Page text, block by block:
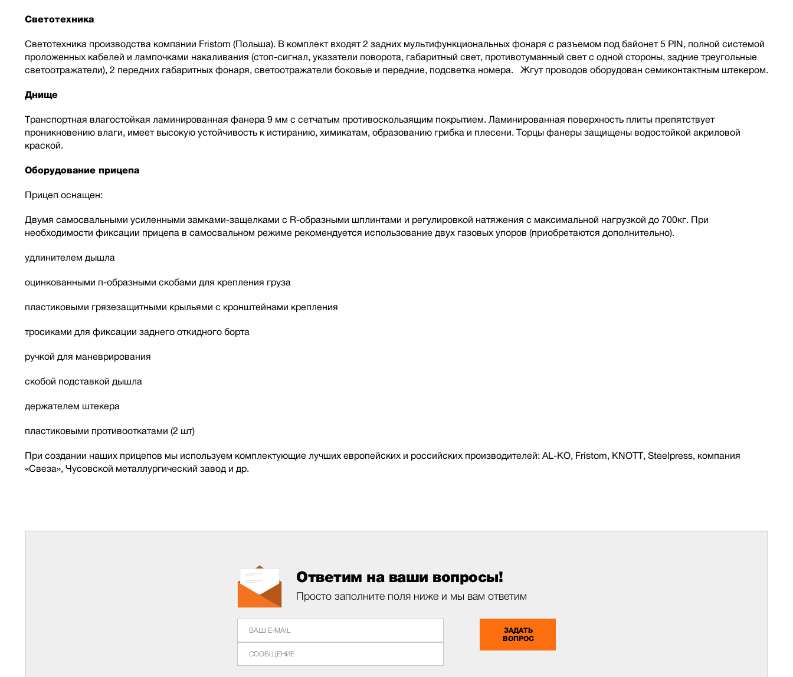
Светотехника
Светотехника производства компании Fristom (Польша). В комплект входят 2 задних мультифункциональных фонаря с разъемом под байонет 5 PIN, полной cистемой
проложенных кабелей и лампочками накаливания (стоп-сигнал, указатели поворота, габаритный свет, противотуманный свет с одной стороны, задние треугольные
светоотражатели), 2 передних габаритных фонаря, светоотражатели боковые и передние, подсветка номера. Жгут проводов оборудован семиконтактным штекером.
Днище
Транспортная влагостойкая ламинированная фанера 9 мм с сетчатым противоскользящим покрытием. Ламинированная поверхность плиты препятствует
проникновению влаги, имеет высокую устойчивость к истиранию, химикатам, образованию грибка и плесени. Торцы фанеры защищены водостойкой акриловой
краской.
Оборудование прицепа
Прицеп оснащен:
Двумя самосвальными усиленными замками-защелками с R-образными шплинтами и регулировкой натяжения с максимальной нагрузкой до 700кг. При
необходимости фиксации прицепа в самосвальном режиме рекомендуется использование двух газовых упоров (приобретаются дополнительно).
удлинителем дышла
оцинкованными п-образными скобами для крепления груза
пластиковыми грязезащитными крыльями с кронштейнами крепления
тросиками для фиксации заднего откидного борта
ручкой для маневрирования
скобой подставкой дышла
держателем штекера
пластиковыми противооткатами (2 шт)
При создании наших прицепов мы используем комплектующие лучших европейских и российских производителей: AL-KO, Fristom, KNOTT, Steelpress, компания
«Свеза», Чусовской металлургический завод и др.
Ответим на ваши вопросы!
Просто заполните поля ниже и мы вам ответим
ЗАДАТЬ
ВОПРОС